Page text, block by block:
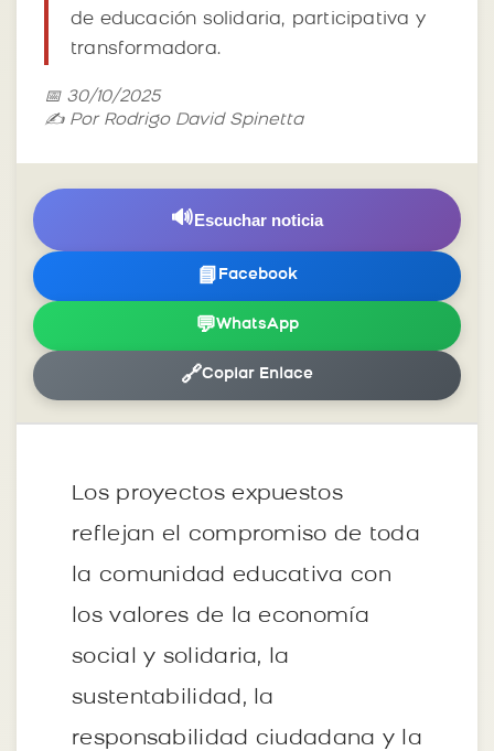
de educación solidaria, participativa y
transformadora.
📅 30/10/2025
✍️ Por Rodrigo David Spinetta
🔊Escuchar noticia
📘 Facebook
💬WhatsApp
🔗Copiar Enlace
Los proyectos expuestos
reflejan el compromiso de toda
la comunidad educativa con
los valores de la economía
social y solidaria, la
sustentabilidad, la
responsabilidad ciudadana y la